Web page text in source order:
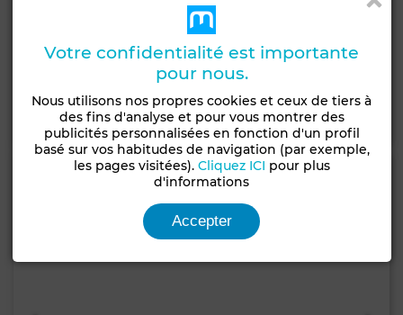
Appartement à Route Nationale Assilah (N1), Tanger
2 Ch.
3 nuits min.
Contacter Appelez WhatsApp
Votre confidentialité est importante
pour nous.
Nous utilisons nos propres cookies et ceux de tiers à
des fins d'analyse et pour vous montrer des
publicités personnalisées en fonction d'un profil
basé sur vos habitudes de navigation (par exemple,
les pages visitées). Cliquez ICI pour plus
d'informations
Accepter